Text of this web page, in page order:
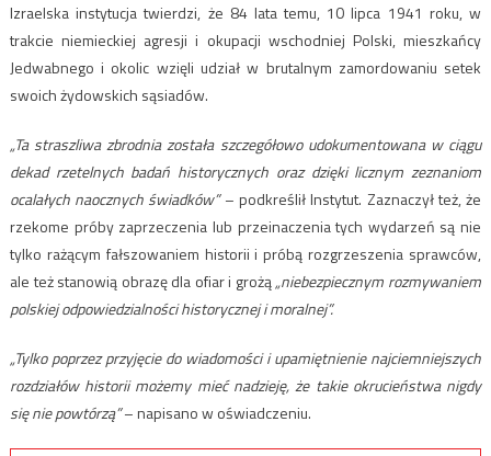
Izraelska instytucja twierdzi, że 84 lata temu, 10 lipca 1941 roku, w
trakcie niemieckiej agresji i okupacji wschodniej Polski, mieszkańcy
Jedwabnego i okolic wzięli udział w brutalnym zamordowaniu setek
swoich żydowskich sąsiadów.
„Ta straszliwa zbrodnia została szczegółowo udokumentowana w ciągu
dekad rzetelnych badań historycznych oraz dzięki licznym zeznaniom
ocalałych naocznych świadków”– podkreślił Instytut. Zaznaczył też, że
rzekome próby zaprzeczenia lub przeinaczenia tych wydarzeń są nie
tylko rażącym fałszowaniem historii i próbą rozgrzeszenia sprawców,
ale też stanowią obrazę dla ofiar i grożą„niebezpiecznym rozmywaniem
polskiej odpowiedzialności historycznej i moralnej”.
„Tylko poprzez przyjęcie do wiadomości i upamiętnienie najciemniejszych
rozdziałów historii możemy mieć nadzieję, że takie okrucieństwa nigdy
się nie powtórzą”– napisano w oświadczeniu.